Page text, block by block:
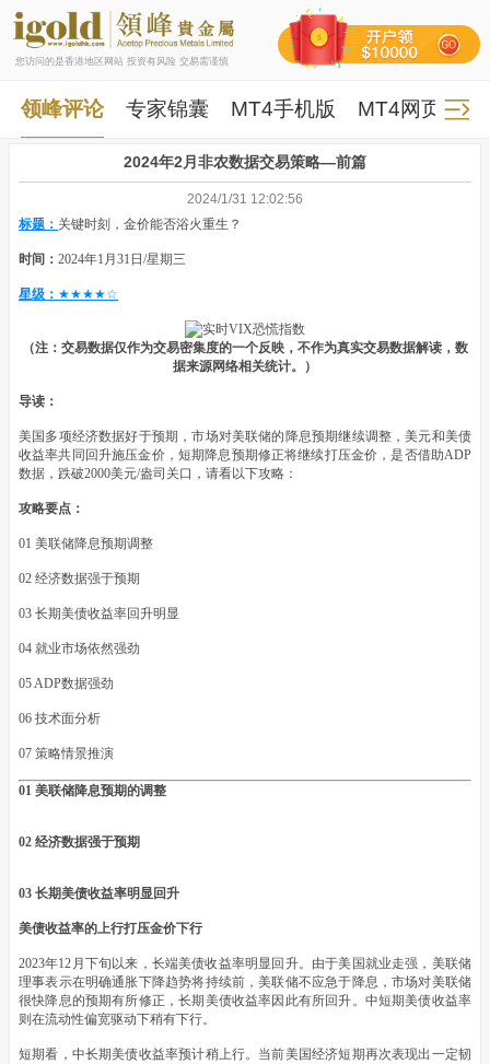
您访问的是香港地区网站 投资有风险 交易需谨慎
领峰评论 专家锦囊 MT4手机版 MT4网页版
2024年2月非农数据交易策略—前篇
2024/1/31 12:02:56
标题： 关键时刻，金价能否浴火重生？
时间： 2024年1月31日/星期三
星级： ★★★★☆
（注：交易数据仅作为交易密集度的一个反映，不作为真实交易数据解读，数
据来源网络相关统计。）
导读：
美国多项经济数据好于预期，市场对美联储的降息预期继续调整，美元和美债
收益率共同回升施压金价，短期降息预期修正将继续打压金价，是否借助ADP
数据，跌破2000美元/盎司关口，请看以下攻略：
攻略要点：
01 美联储降息预期调整
02 经济数据强于预期
03 长期美债收益率回升明显
04 就业市场依然强劲
05 ADP数据强劲
06 技术面分析
07 策略情景推演
01 美联储降息预期的调整
02 经济数据强于预期
03 长期美债收益率明显回升
美债收益率的上行打压金价下行
2023年12月下旬以来，长端美债收益率明显回升。由于美国就业走强，美联储
理事表示在明确通胀下降趋势将持续前，美联储不应急于降息，市场对美联储
很快降息的预期有所修正，长期美债收益率因此有所回升。中短期美债收益率
则在流动性偏宽驱动下稍有下行。
短期看，中长期美债收益率预计稍上行。当前美国经济短期再次表现出一定韧